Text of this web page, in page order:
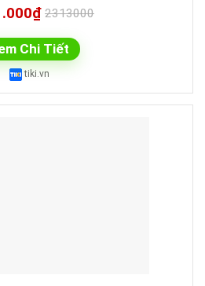
2313000
Chi Tiết
tiki.vn